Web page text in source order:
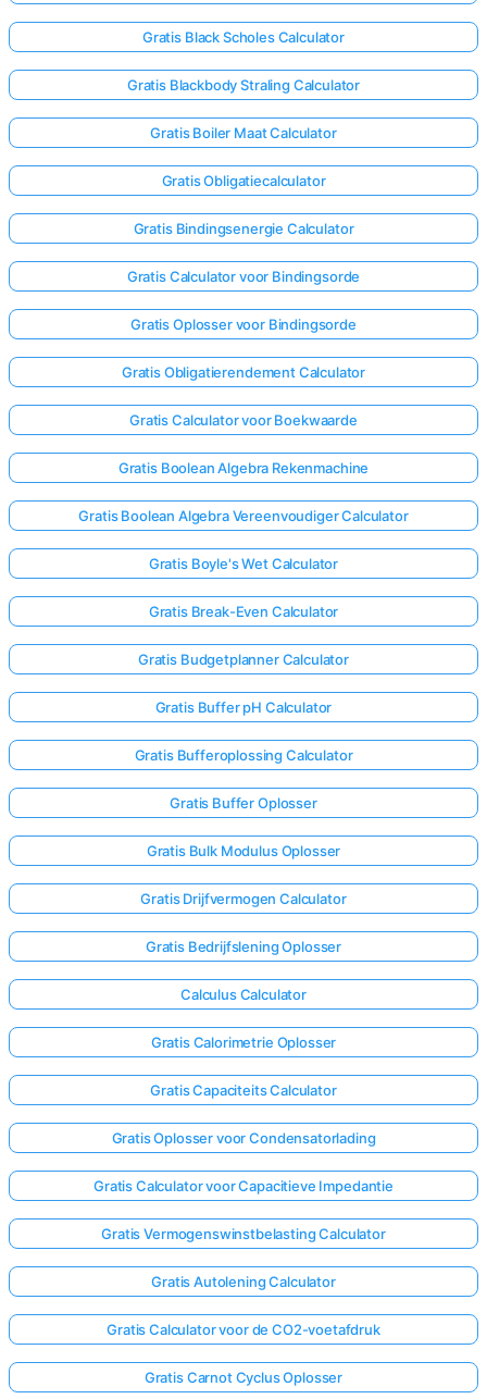
Gratis Black Scholes Calculator
Gratis Blackbody Straling Calculator
Gratis Boiler Maat Calculator
Gratis Obligatiecalculator
Gratis Bindingsenergie Calculator
Gratis Calculator voor Bindingsorde
Gratis Oplosser voor Bindingsorde
Gratis Obligatierendement Calculator
Gratis Calculator voor Boekwaarde
Gratis Boolean Algebra Rekenmachine
Gratis Boolean Algebra Vereenvoudiger Calculator
Gratis Boyle's Wet Calculator
Gratis Break-Even Calculator
Gratis Budgetplanner Calculator
Gratis Buffer pH Calculator
Gratis Bufferoplossing Calculator
Gratis Buffer Oplosser
Gratis Bulk Modulus Oplosser
Gratis Drijfvermogen Calculator
Gratis Bedrijfslening Oplosser
Calculus Calculator
Gratis Calorimetrie Oplosser
Gratis Capaciteits Calculator
Gratis Oplosser voor Condensatorlading
Gratis Calculator voor Capacitieve Impedantie
Gratis Vermogenswinstbelasting Calculator
Gratis Autolening Calculator
Gratis Calculator voor de CO2-voetafdruk
Gratis Carnot Cyclus Oplosser